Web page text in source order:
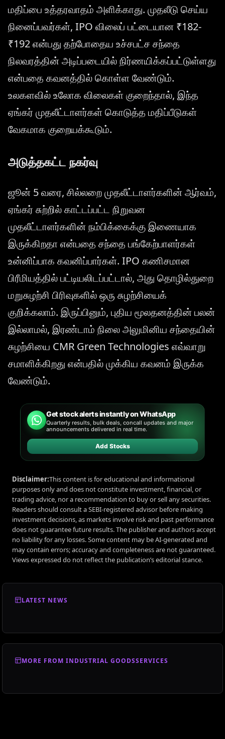
மதிப்பை உத்தரவாதம் அளிக்காது. முதலீடு செய்ய
நினைப்பவர்கள், IPO விலைப் பட்டையான ₹182-
₹192 என்பது தற்போதைய உச்சபட்ச சந்தை
நிலவரத்தின் அடிப்படையில் நிர்ணயிக்கப்பட்டுள்ளது
என்பதை கவனத்தில் கொள்ள வேண்டும்.
உலகளவில் உலோக விலைகள் குறைந்தால், இந்த
ஏங்கர் முதலீட்டாளர்கள் கொடுத்த மதிப்பீடுகள்
வேகமாக குறையக்கூடும்.
அடுத்தகட்ட நகர்வு
ஜூன் 5 வரை, சில்லறை முதலீட்டாளர்களின் ஆர்வம்,
ஏங்கர் சுற்றில் காட்டப்பட்ட நிறுவன
முதலீட்டாளர்களின் நம்பிக்கைக்கு இணையாக
இருக்கிறதா என்பதை சந்தை பங்கேற்பாளர்கள்
உன்னிப்பாக கவனிப்பார்கள். IPO கணிசமான
பிரீமியத்தில் பட்டியலிடப்பட்டால், அது தொழில்துறை
மறுசுழற்சி பிரிவுகளில் ஒரு சுழற்சியைக்
குறிக்கலாம். இருப்பினும், புதிய மூலதனத்தின் பலன்
இல்லாமல், இரண்டாம் நிலை அலுமினிய சந்தையின்
சுழற்சியை CMR Green Technologies எவ்வாறு
சமாளிக்கிறது என்பதில் முக்கிய கவனம் இருக்க
வேண்டும்.
Get stock alerts instantly on WhatsApp
Quarterly results, bulk deals, concall updates and major
announcements delivered in real time.
Add Stocks
Disclaimer:This content is for educational and informational
purposes only and does not constitute investment, financial, or
trading advice, nor a recommendation to buy or sell any securities.
Readers should consult a SEBI-registered advisor before making
investment decisions, as markets involve risk and past performance
does not guarantee future results. The publisher and authors accept
no liability for any losses. Some content may be AI-generated and
may contain errors; accuracy and completeness are not guaranteed.
Views expressed do not reflect the publication’s editorial stance.
LATEST NEWS
MORE FROM INDUSTRIAL GOODSSERVICES